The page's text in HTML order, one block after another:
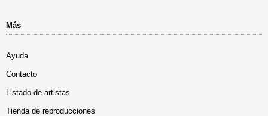
Más
Ayuda
Contacto
Listado de artistas
Tienda de reproducciones